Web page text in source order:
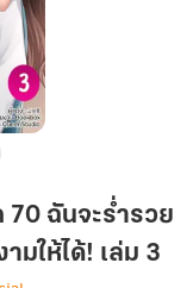
ฉันจะร่ำรวย
มให้ได้! เล่ม 3